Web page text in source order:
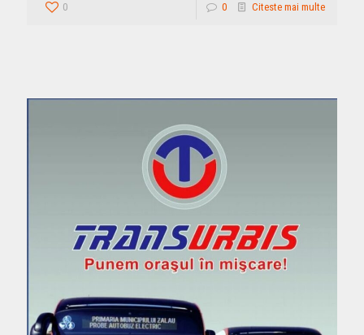
0 0 Citeste mai multe